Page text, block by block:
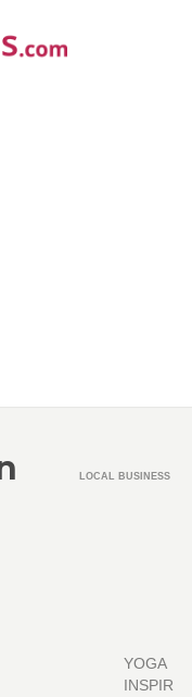
LOCAL BUSINESS
YOGA
INSPIR